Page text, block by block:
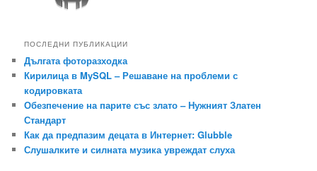
ПОСЛЕДНИ ПУБЛИКАЦИИ
Дългата фоторазходка
Кирилица в MySQL – Решаване на проблеми с
кодировката
Обезпечение на парите със злато – Нужният Златен
Стандарт
Как да предпазим децата в Интернет: Glubble
Слушалките и силната музика увреждат слуха